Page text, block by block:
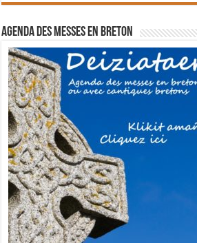
Agenda des messes en breton